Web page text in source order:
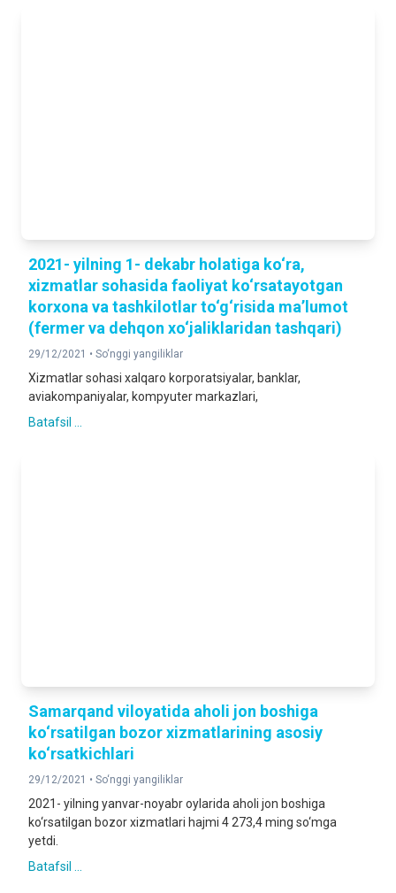
2021- yilning 1- dekabr holatiga ko‘ra,
xizmatlar sohasida faoliyat ko‘rsatayotgan
korxona va tashkilotlar to‘g‘risida ma’lumot
(fermer va dehqon xo‘jaliklaridan tashqari)
29/12/2021 • So‘nggi yangiliklar
Xizmatlar sohasi xalqaro korporatsiyalar, banklar,
aviakompaniyalar, kompyuter markazlari,
Batafsil ...
Samarqand viloyatida aholi jon boshiga
ko‘rsatilgan bozor xizmatlarining asosiy
ko‘rsatkichlari
29/12/2021 • So‘nggi yangiliklar
2021- yilning yanvar-noyabr oylarida aholi jon boshiga
ko‘rsatilgan bozor xizmatlari hajmi 4 273,4 ming so‘mga
yetdi.
Batafsil ...